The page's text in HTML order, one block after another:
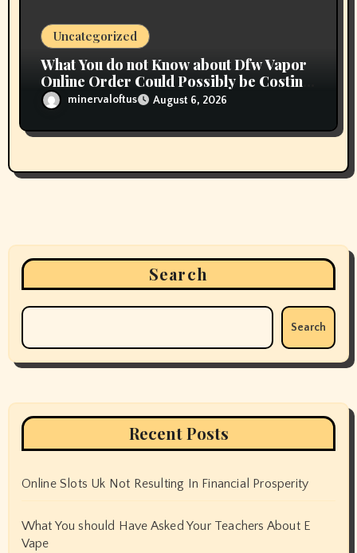
Uncategorized
What You do not Know about Dfw Vapor
Online Order Could Possibly be Costing
To Greater than You Suppose
minervaloftus August 6, 2026
Search
Search
Recent Posts
Online Slots Uk Not Resulting In Financial Prosperity
What You should Have Asked Your Teachers About E
Vape